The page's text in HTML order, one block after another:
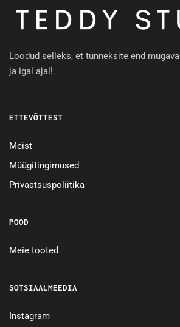
Loodud selleks, et tunneksite end
ja igal ajal!
ETTEVÕTTEST
Meist
Müügitingimused
Privaatsuspoliitika
POOD
Meie tooted
SOTSIAALMEEDIA
Instagram